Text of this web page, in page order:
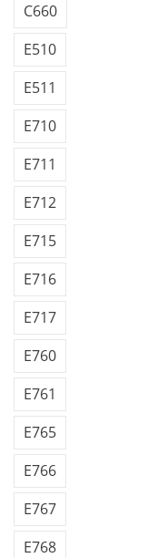
C660
E510
E511
E710
E711
E712
E715
E716
E717
E760
E761
E765
E766
E767
E768